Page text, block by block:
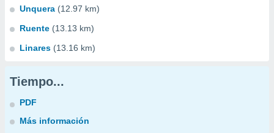
Unquera (12.97 km)
Ruente (13.13 km)
Linares (13.16 km)
Tiempo...
PDF
Más información